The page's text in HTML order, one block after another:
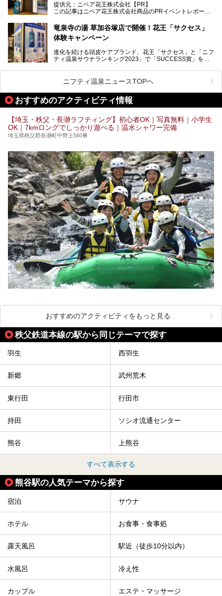
提供元：ニベア花王株式会社【PR】
この記事はニベア花王株式会社商品のPRイベントレポート
提供元：ニベア花王株式会社【PR】
この記事はニベア花王株式会社商品のPRイベントレポート
ーーー
注目のボディウォッシュアイテム「８ｘ４ＭＥＮ 薬用ボデ
全国総合2位にランクインした人気温浴施設「竜泉寺の湯 草
加谷塚店」がコラボイベントを期間限定で開催中ということ
気になるその内容をチェックしてきました！
竜泉寺の湯 草加谷塚店で開催！花王「サクセス」
体験キャンペーン
進化を続ける頭皮ケアブランド、花王「サクセス」と「ニフ
ティ温泉サウナランキング2023」で「SUCCESS賞」を獲
ベントを開催。
早速訪問し、気になるその内容を取材してきました！
───
提供元：花王株式会社【PR】
す。
ニフティ温泉ニュースTOPへ
おすすめのアクティビティ情報
【埼玉・秩父・長瀞ラフティング】初心者OK｜写真無料｜小学生
OK｜7kmロングでしっかり遊べる｜温水シャワー完備
埼玉県秩父郡長瀞町中野上560番
おすすめのアクティビティをもっと見る
秩父鉄道本線の駅から同じテーマで探す
羽生 西羽生
新郷 武州荒木
東行田 行田市
持田 ソシオ流通センター
熊谷 上熊谷
すべて表示する
熊谷駅の人気テーマから探す
宿泊 サウナ
ホテル お食事・食事処
露天風呂 駅近（徒歩10分以内）
水風呂 冷え性
カップル エステ・マッサージ